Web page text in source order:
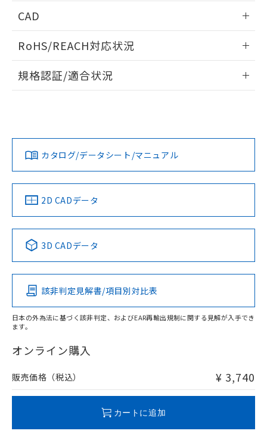
CAD
ドすることができます。
ログイン/会員登録
ダウンロードデータをご利用いただく前に、以下を必ずお読
みください。
ソフトウェアの使用条件
RoHS/REACH対応状況
EU RoHS 注意事項・凡例
対応済み
中国 RoHS 注意事項・凡例
Pb Hg Cd Cr(VI)
O
在庫等で未対応品が混在する可能性があります。
問い合わせください。
規格認証/適合状況
カタログ/データシート/マニュアル
2D CADデータ
3D CADデータ
該非判定見解書/項目別対比表
日本の外為法に基づく該非判定、およびEAR再輸出規制に関する見解が入手でき
ます。
オンライン購入
販売価格（税込） ¥ 3,740
カートに追加